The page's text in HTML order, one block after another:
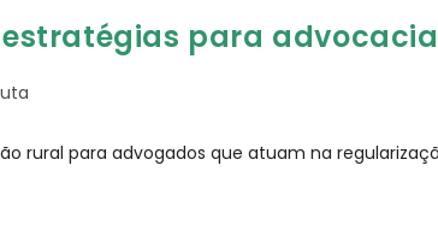
para advocacia
rural para advogados que atuam na